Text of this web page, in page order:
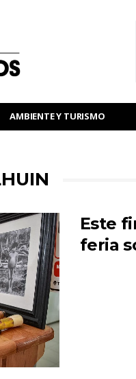
AMBIENTE Y TURISMO
Este
feria